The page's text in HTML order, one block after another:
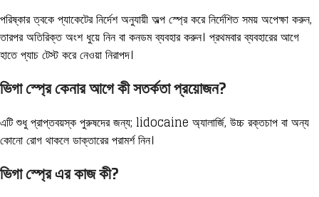
পরিষ্কার ত্বকে প্যাকেটের নির্দেশ অনুযায়ী অল্প স্প্রে করে নির্দেশিত সময় অপেক্ষা করুন,
তারপর অতিরিক্ত অংশ ধুয়ে নিন বা কনডম ব্যবহার করুন। প্রথমবার ব্যবহারের আগে
হাতে প্যাচ টেস্ট করে নেওয়া নিরাপদ।
ভিগা স্প্রে কেনার আগে কী সতর্কতা প্রয়োজন?
এটি শুধু প্রাপ্তবয়স্ক পুরুষদের জন্য; lidocaine অ্যালার্জি, উচ্চ রক্তচাপ বা অন্য
কোনো রোগ থাকলে ডাক্তারের পরামর্শ নিন।
ভিগা স্প্রে এর কাজ কী?